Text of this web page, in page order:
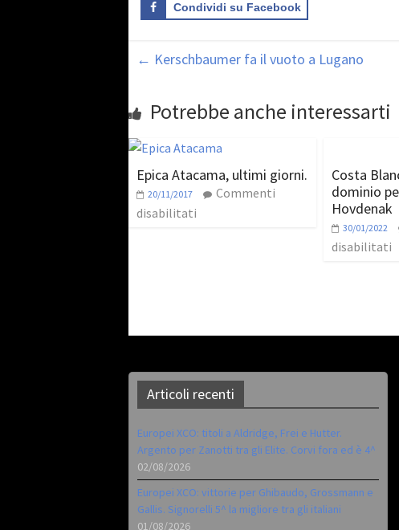
Condividi su Facebook
← Kerschbaumer fa il vuoto a Lugano
Potrebbe anche interessarti
Epica Atacama, ultimi giorni.
20/11/2017
Commenti
disabilitati
Costa
dominio
Hovdenak
30/01/2022
disabilitati
Articoli recenti
Europei XCO: titoli a Aldridge, Frei e Hutter.
Argento per Zanotti tra gli Elite. Corvi fora ed è 4^
02/08/2026
Europei XCO: vittorie per Ghibaudo, Grossmann e
Gallis. Signorelli 5^ la migliore tra gli italiani
01/08/2026